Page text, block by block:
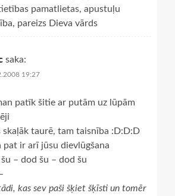
pamatlietas, apustuļu
pareizs Dieva vārds
saka:
19:27
patīk šitie ar putām uz lūpām
skaļāk taurē, tam taisnība :D:D:D
pat ir arī jūsu dievlūgšana
– dod šu – dod šu
kas sev paši šķiet šķīsti un tomēr